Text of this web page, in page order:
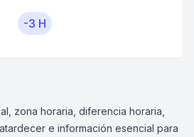
-3 H
zona horaria, diferencia horaria,
e información esencial para